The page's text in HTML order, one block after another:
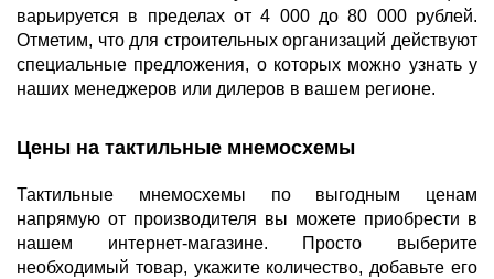
варьируется в пределах от 4 000 до 80 000 рублей.
Отметим, что для строительных организаций действуют
специальные предложения, о которых можно узнать у
наших менеджеров или дилеров в вашем регионе.
Цены на тактильные мнемосхемы
Тактильные мнемосхемы по выгодным ценам
напрямую от производителя вы можете приобрести в
нашем интернет-магазине. Просто выберите
необходимый товар, укажите количество, добавьте его